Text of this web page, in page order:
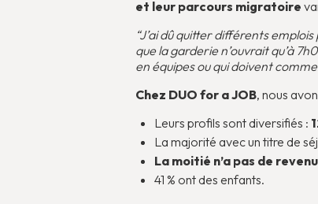
et leur parcours migratoire
“J’ai dû quitter différents
que la garderie n’ouvrait qu’à
en équipes ou qui doivent
Chez DUO for a JOB, nous
Leurs profils sont diversifiés :
La majorité avec un titre de
La moitié n’a pas de
41 % ont des enfants.